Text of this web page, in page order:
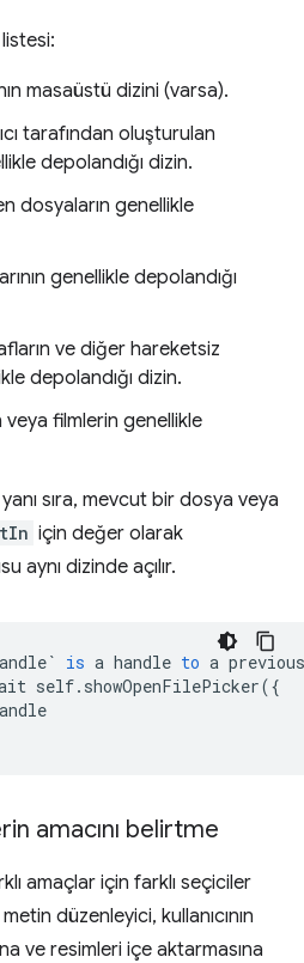
masaüstü dizini (varsa).
tarafından oluşturulan
depolandığı dizin.
dosyaların genellikle
genellikle depolandığı
ve diğer hareketsiz
depolandığı dizin.
veya filmlerin genellikle
sıra, mevcut bir dosya veya
için değer olarak
aynı dizinde açılır.
is a handle to a
self. showOpenFilePicker({
amacını belirtme
amaçlar için farklı seçiciler
düzenleyici, kullanıcının
ve resimleri içe aktarmasına